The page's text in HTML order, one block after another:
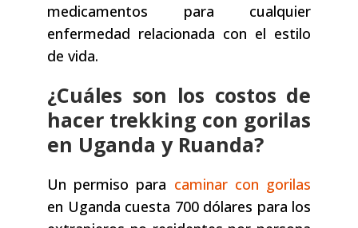
medicamentos para cualquier
enfermedad relacionada con el estilo
de vida.
¿Cuáles son los costos de
hacer trekking con gorilas
en Uganda y Ruanda?
Un permiso para caminar con gorilas
en Uganda cuesta 700 dólares para los